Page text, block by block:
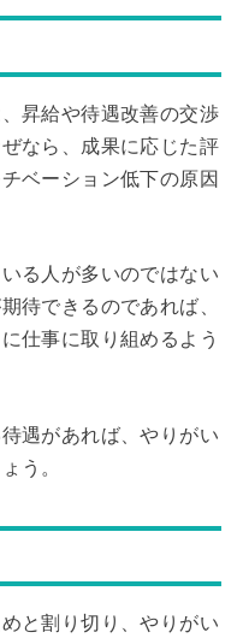
昇給や待遇改善の交渉
なら、成果に応じた評
ベーション低下の原因
る人が多いのではない
待できるのであれば、
仕事に取り組めるよう
遇があれば、やりがい
う。
と割り切り、やりがい